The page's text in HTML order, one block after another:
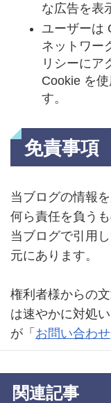
な広告を表
ユーザーは
ネットワー
リシーにア
Cookie を
す。
免責事項
当ブログの情報
何ら責任を負う
当ブログで引用
元にあります。
権利者様からの
は速やかに対処
が「 お問い合わせ
関連記事